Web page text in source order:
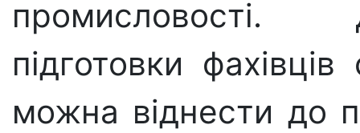
промисловості.
підготовки
можна віднести до